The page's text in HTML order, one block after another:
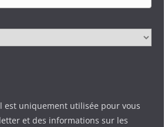
est uniquement utilisée pour vous
et des informations sur les